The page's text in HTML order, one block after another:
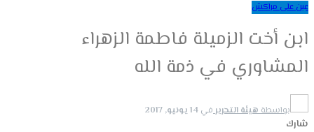
عين على مراكش
ابن أخت الزميلة فاطمة الزهراء
المشاوري في ذمة الله
بواسطةهيئة التحرير في 14 يونيو, 2017
شارك